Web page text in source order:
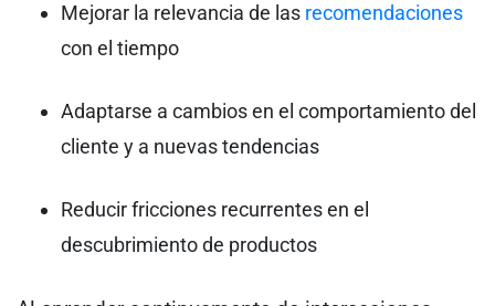
Mejorar la relevancia de las recomendaciones
con el tiempo
Adaptarse a cambios en el comportamiento del
cliente y a nuevas tendencias
Reducir fricciones recurrentes en el
descubrimiento de productos